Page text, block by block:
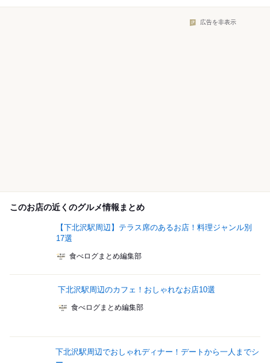
広告を非表示
このお店の近くのグルメ情報まとめ
【下北沢駅周辺】テラス席のあるお店！料理ジャンル別
17選
食べログまとめ編集部
下北沢駅周辺のカフェ！おしゃれなお店10選
食べログまとめ編集部
下北沢駅周辺でおしゃれディナー！デートから一人までシ